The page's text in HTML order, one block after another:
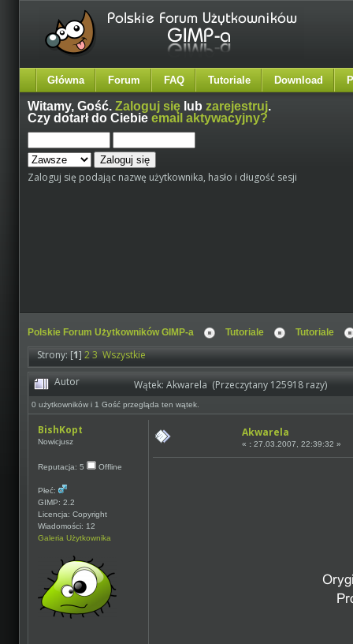
Główna Forum FAQ Tutoriale Download
Witamy, Gość. Zaloguj się lub zarejestruj.
Czy dotarł do Ciebie email aktywacyjny?
Zaloguj się podając nazwę użytkownika, hasło i długość sesji
Polskie Forum Użytkowników GIMP-a Tutoriale Tutoriale
Strony: [1]23 Wszystkie
Autor
Wątek: Akwarela (Przeczytany 125918 razy)
0 użytkowników i 1 Gość przegląda ten wątek.
BishKopt
Nowicjusz
Reputacja: 5 Offline
Płeć:
GIMP: 2.2
Licencja: Copyright
Wiadomości: 12
Galeria Użytkownika
Akwarela
« : 27.03.2007, 22:39:32 »